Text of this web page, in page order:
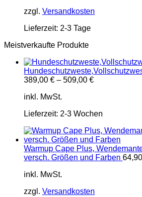
zzgl. Versandkosten
Lieferzeit: 2-3 Tage
Meistverkaufte Produkte
389,00 € – 509,00 €
inkl. MwSt.
Lieferzeit: 2-3 Wochen
Warmup Cape Plus,
versch. Größen und Farben 64,90
inkl. MwSt.
zzgl. Versandkosten